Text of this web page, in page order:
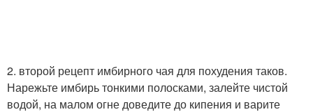
2. второй рецепт имбирного чая для похудения таков.
Нарежьте имбирь тонкими полосками, залейте чистой
водой, на малом огне доведите до кипения и варите